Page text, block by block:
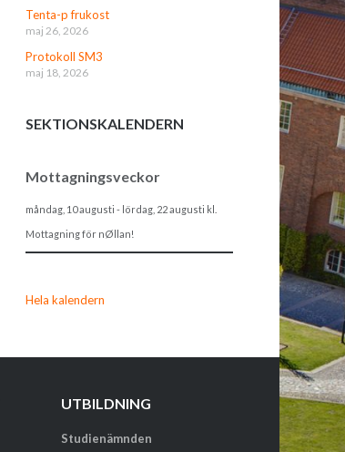
Tenta-p frukost
maj 26, 2026
Protokoll SM3
maj 18, 2026
SEKTIONSKALENDERN
Mottagningsveckor
måndag, 10 augusti - lördag, 22 augusti kl.
Mottagning för nØllan!
Hela kalendern
UTBILDNING
Studienämnden